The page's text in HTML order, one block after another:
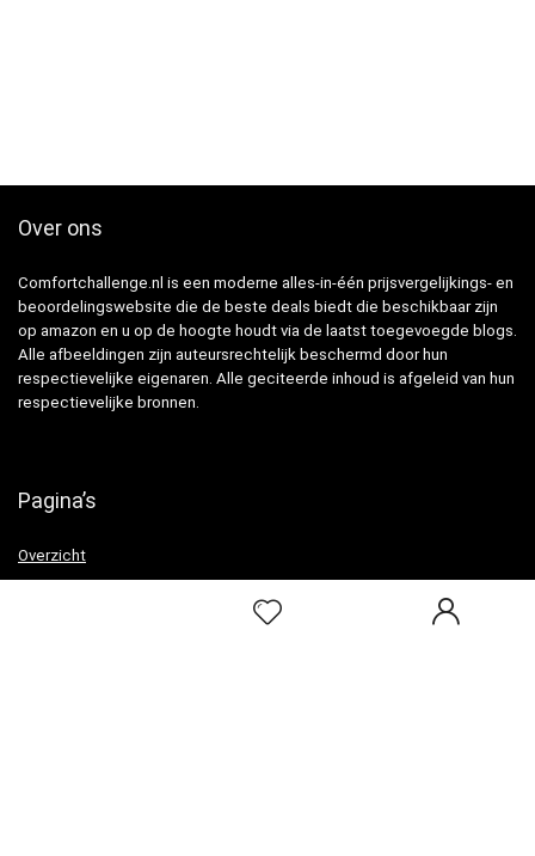
Over ons
Comfortchallenge.nl is een moderne alles-in-één prijsvergelijkings- en
beoordelingswebsite die de beste deals biedt die beschikbaar zijn
op amazon en u op de hoogte houdt via de laatst toegevoegde blogs.
Alle afbeeldingen zijn auteursrechtelijk beschermd door hun
respectievelijke eigenaren. Alle geciteerde inhoud is afgeleid van hun
respectievelijke bronnen.
Pagina’s
Overzicht